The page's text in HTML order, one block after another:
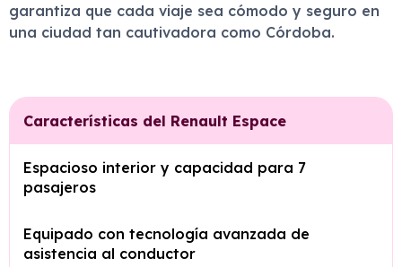
garantiza que cada viaje sea cómodo y seguro en
una ciudad tan cautivadora como Córdoba.
Características del Renault Espace
Espacioso interior y capacidad para 7
pasajeros
Equipado con tecnología avanzada de
asistencia al conductor